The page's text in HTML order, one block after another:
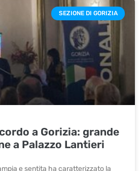
SEZIONE DI GORIZIA
a Gorizia: grande
a Palazzo Lantieri
e sentita ha caratterizzato la